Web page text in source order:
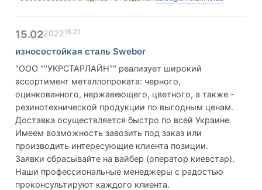
15.02202216:21
износостойкая сталь Swebor
"ООО ""УКРСТАРЛАЙН"" реализует широкий
ассортимент металлопроката: черного,
оцинкованного, нержавеющего, цветного, а также -
резинотехнической продукции по выгодным ценам.
Доставка осуществляется быстро по всей Украине.
Имеем возможность завозить под заказ или
производить интересующие клиента позиции.
Заявки сбрасывайте на вайбер (оператор киевстар).
Наши профессиональные менеджеры с радостью
проконсультируют каждого клиента.